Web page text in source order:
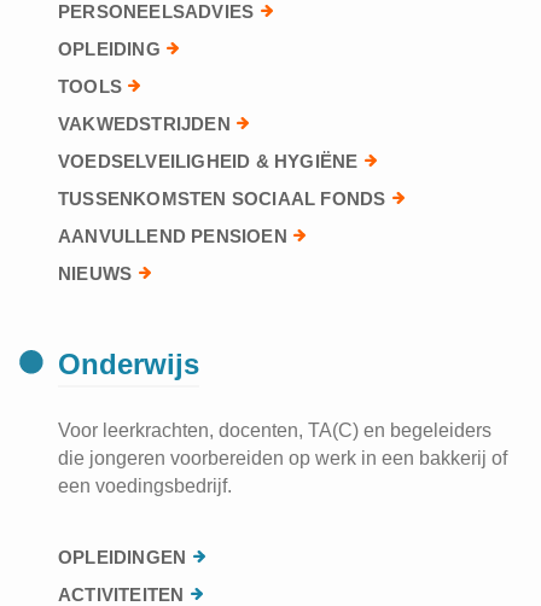
PERSONEELSADVIES
OPLEIDING
TOOLS
VAKWEDSTRIJDEN
VOEDSELVEILIGHEID & HYGIËNE
TUSSENKOMSTEN SOCIAAL FONDS
AANVULLEND PENSIOEN
NIEUWS
Onderwijs
Voor leerkrachten, docenten, TA(C) en begeleiders
die jongeren voorbereiden op werk in een bakkerij of
een voedingsbedrijf.
OPLEIDINGEN
ACTIVITEITEN